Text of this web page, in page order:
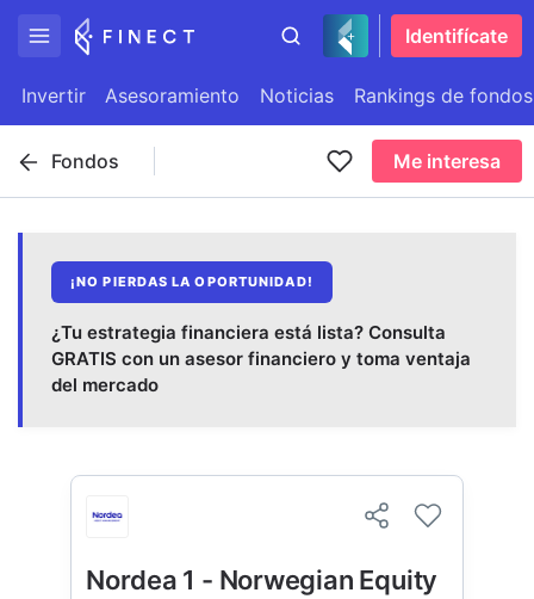
Identifícate
Invertir Asesoramiento Noticias Rankings de fondos
Fondos Me interesa
¡NO PIERDAS LA OPORTUNIDAD!
¿Tu estrategia financiera está lista? Consulta
GRATIS con un asesor financiero y toma ventaja
del mercado
Nordea 1 - Norwegian Equity